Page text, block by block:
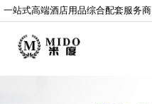
一站式高端酒店用品综合配套服务商